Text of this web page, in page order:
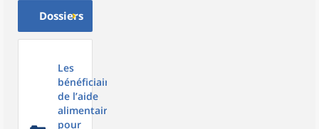
Dossiers
Les
bénéficiaires
de l’aide
alimentaire,
pour